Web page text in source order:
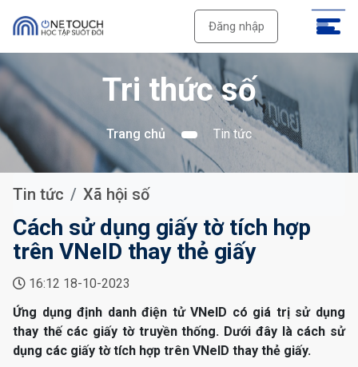
Đăng nhập
Tri thức số
Trang chủ Tin tức
Tin tức Xã hội số
Cách sử dụng giấy tờ tích hợp
trên VNeID thay thẻ giấy
16:12 18-10-2023
Ứng dụng định danh điện tử VNeID có giá trị sử dụng
thay thế các giấy tờ truyền thống. Dưới đây là cách sử
dụng các giấy tờ tích hợp trên VNeID thay thẻ giấy.